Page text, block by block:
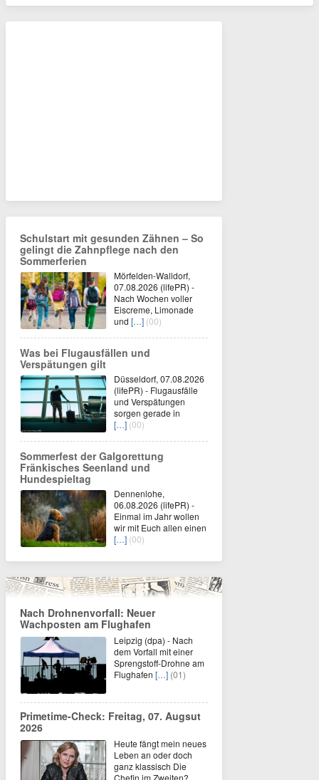
Schulstart mit gesunden Zähnen – So
gelingt die Zahnpflege nach den
Sommerferien
Mörfelden-Walldorf,
07.08.2026 (lifePR) -
Nach Wochen voller
Eiscreme, Limonade
und […] (00)
Was bei Flugausfällen und
Verspätungen gilt
Düsseldorf, 07.08.2026
(lifePR) - Flugausfälle
und Verspätungen
sorgen gerade in
[…] (00)
Sommerfest der Galgorettung
Fränkisches Seenland und
Hundespieltag
Dennenlohe,
06.08.2026 (lifePR) -
Einmal im Jahr wollen
wir mit Euch allen einen
[…] (00)
Nach Drohnenvorfall: Neuer
Wachposten am Flughafen
Leipzig (dpa) - Nach
dem Vorfall mit einer
Sprengstoff-Drohne am
Flughafen […] (01)
Primetime-Check: Freitag, 07. Augsut
2026
Heute fängt mein neues
Leben an oder doch
ganz klassisch Die
Chefin im Zweiten?